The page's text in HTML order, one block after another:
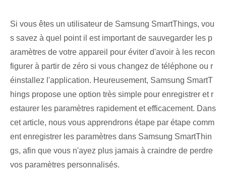
Si vous êtes un utilisateur de Samsung SmartThings, vou
s savez à quel point il est important de sauvegarder les p
aramètres de votre appareil pour éviter d'avoir à les recon
figurer à partir de zéro si vous changez de téléphone ou r
éinstallez l'application. Heureusement, Samsung SmartT
hings propose une option très simple pour enregistrer et r
estaurer les paramètres rapidement et efficacement. Dans
cet article, nous vous apprendrons étape par étape comm
ent enregistrer les paramètres dans Samsung SmartThin
gs, afin que vous n'ayez plus jamais à craindre de perdre
vos paramètres personnalisés.